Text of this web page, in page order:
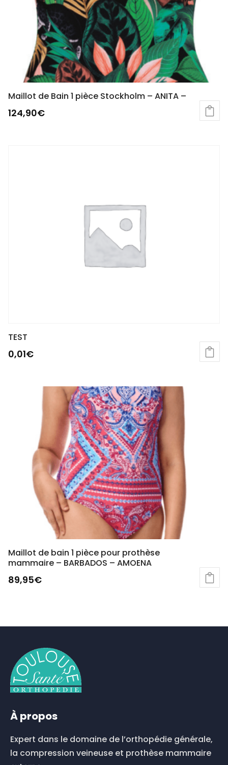
Maillot de Bain 1 pièce Stockholm – ANITA –
124,90€
TEST
0,01€
Maillot de bain 1 pièce pour prothèse
mammaire – BARBADOS – AMOENA
89,95€
À propos
Expert dans le domaine de l’orthopédie générale,
la compression veineuse et prothèse mammaire